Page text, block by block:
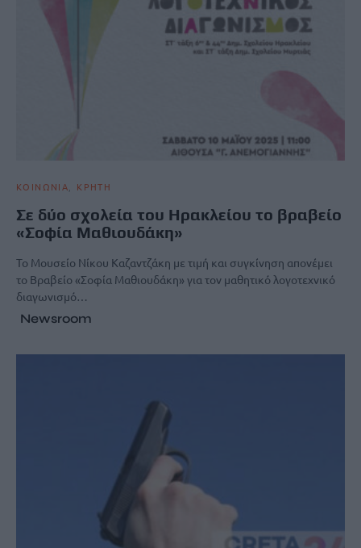
ΚΟΙΝΩΝΙΑ ΚΡΗΤΗ
Σε δύο σχολεία του Ηρακλείου το βραβείο
«Σοφία Μαθιουδάκη»
Το Μουσείο Νίκου Καζαντζάκη με τιμή και συγκίνηση απονέμει
το Βραβείο «Σοφία Μαθιουδάκη» για τον μαθητικό λογοτεχνικό
διαγωνισμό…
Newsroom